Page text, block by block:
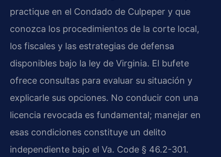
practique en el Condado de Culpeper y que
conozca los procedimientos de la corte local,
los fiscales y las estrategias de defensa
disponibles bajo la ley de Virginia. El bufete
ofrece consultas para evaluar su situación y
explicarle sus opciones. No conducir con una
licencia revocada es fundamental; manejar en
esas condiciones constituye un delito
independiente bajo el Va. Code § 46.2-301.